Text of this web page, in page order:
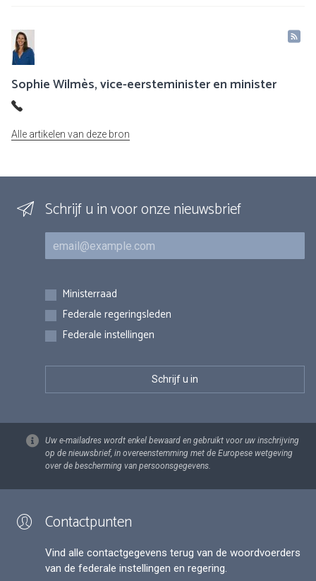
Sophie Wilmès, vice-eersteminister en minister
Alle artikelen van deze bron
Schrijf u in voor onze nieuwsbrief
E-mail
Inschrijvingen
Ministerraad
Federale regeringsleden
Federale instellingen
Uw e-mailadres wordt enkel bewaard en gebruikt voor uw inschrijving
op de nieuwsbrief, in overeenstemming met de Europese wetgeving
over de bescherming van persoonsgegevens.
Contactpunten
Vind alle contactgegevens terug van de woordvoerders
van de federale instellingen en regering.